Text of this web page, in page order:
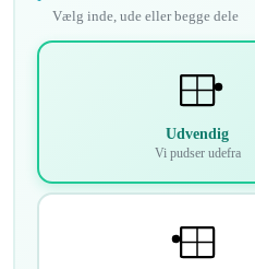
Vælg inde, ude eller begge dele
Udvendig
Vi pudser udefra